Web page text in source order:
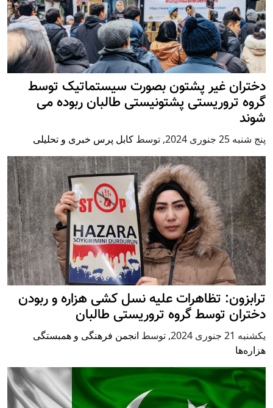
دختران غیر پشتون بصورت سیستماتیک توسط
گروه تروریستی پشتونیستی طالبان ربوده می
شوند
پنج شنبه 25 جنوری 2024 , توسط کابل پرس خبری و تحلیلی
ترابزون: تظاهرات علیه نسل کشی هزاره و ربودن
دختران توسط گروه تروریستی طالبان
يكشنبه 21 جنوری 2024 , توسط انجمن فرهنگی و همبستگی
هزاره‌ها